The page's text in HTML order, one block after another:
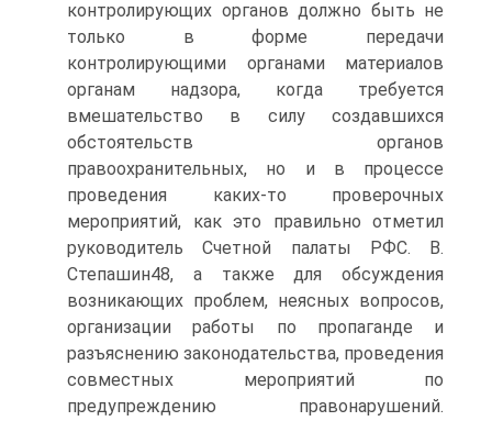
контролирующих органов должно быть не
только в форме передачи
контролирующими органами материалов
органам надзора, когда требуется
вмешательство в силу создавшихся
обстоятельств органов
правоохранительных, но и в процессе
проведения каких-то проверочных
мероприятий, как это правильно отметил
руководитель Счетной палаты РФС. В.
Степашин48, а также для обсуждения
возникающих проблем, неясных вопросов,
организации работы по пропаганде и
разъяснению законодательства, проведения
совместных мероприятий по
предупреждению правонарушений.